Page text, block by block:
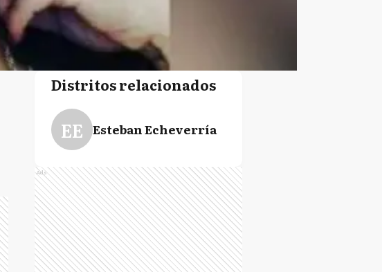
Distritos relacionados
EE Esteban Echeverría
Ads